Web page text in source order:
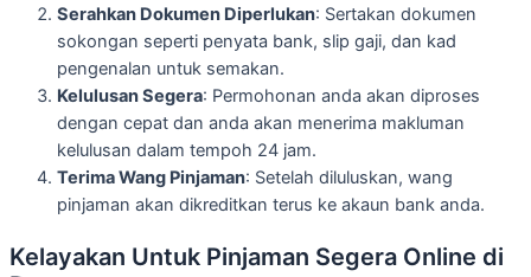
Serahkan Dokumen Diperlukan: Sertakan dokumen
sokongan seperti penyata bank, slip gaji, dan kad
pengenalan untuk semakan.
Kelulusan Segera: Permohonan anda akan diproses
dengan cepat dan anda akan menerima makluman
kelulusan dalam tempoh 24 jam.
Terima Wang Pinjaman: Setelah diluluskan, wang
pinjaman akan dikreditkan terus ke akaun bank anda.
Kelayakan Untuk Pinjaman Segera Online di